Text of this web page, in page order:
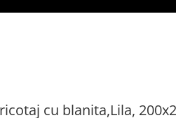
cu blanita,Lila,